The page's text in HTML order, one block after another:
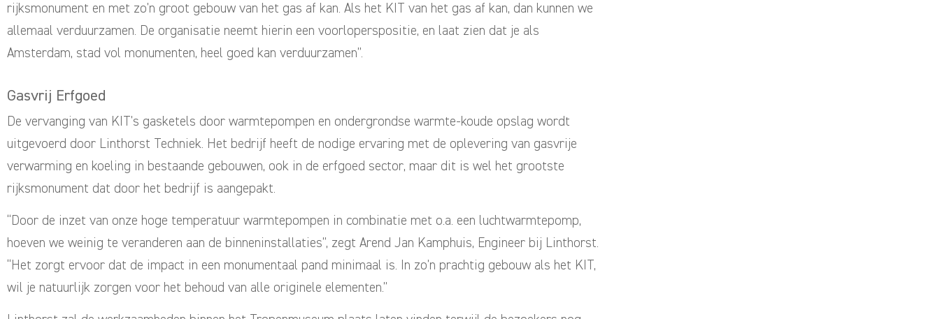
rijksmonument en met zo’n groot gebouw van het gas af kan. Als het KIT van het gas af kan, dan kunnen we
allemaal verduurzamen. De organisatie neemt hierin een voorloperspositie, en laat zien dat je als
Amsterdam, stad vol monumenten, heel goed kan verduurzamen”.
Gasvrij Erfgoed
De vervanging van KIT’s gasketels door warmtepompen en ondergrondse warmte-koude opslag wordt
uitgevoerd door Linthorst Techniek. Het bedrijf heeft de nodige ervaring met de oplevering van gasvrije
verwarming en koeling in bestaande gebouwen, ook in de erfgoed sector, maar dit is wel het grootste
rijksmonument dat door het bedrijf is aangepakt.
“Door de inzet van onze hoge temperatuur warmtepompen in combinatie met o.a. een luchtwarmtepomp,
hoeven we weinig te veranderen aan de binneninstallaties”, zegt Arend Jan Kamphuis, Engineer bij Linthorst.
“Het zorgt ervoor dat de impact in een monumentaal pand minimaal is. In zo’n prachtig gebouw als het KIT,
wil je natuurlijk zorgen voor het behoud van alle originele elementen.”